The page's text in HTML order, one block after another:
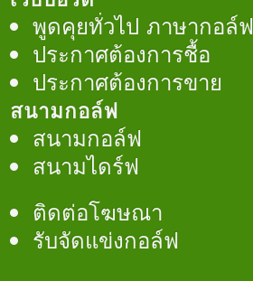
พูดคุยทั่วไป ภาษากอล์ฟ
ประกาศต้องการชื้อ
ประกาศต้องการขาย
สนามกอล์ฟ
สนามกอล์ฟ
สนามไดร์ฟ
ติดต่อโฆษณา
รับจัดแข่งกอล์ฟ